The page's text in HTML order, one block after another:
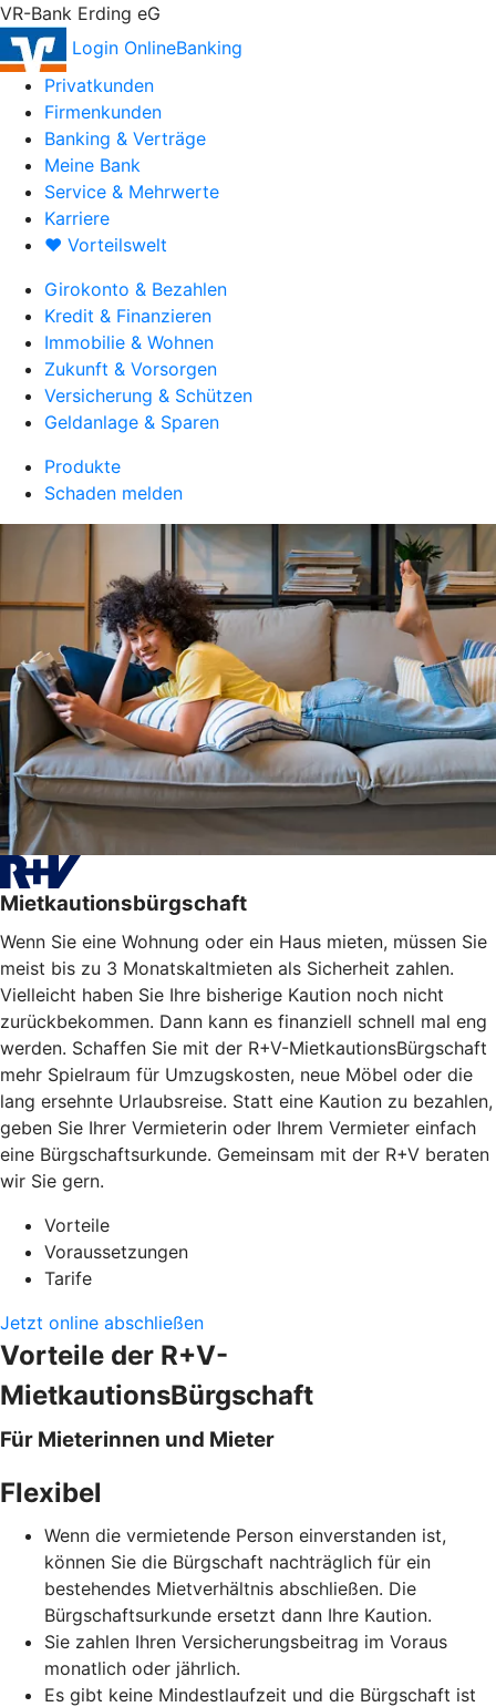
VR-Bank Erding eG
Login OnlineBanking
Privatkunden
Firmenkunden
Banking & Verträge
Meine Bank
Service & Mehrwerte
Karriere
♥ Vorteilswelt
Girokonto & Bezahlen
Kredit & Finanzieren
Immobilie & Wohnen
Zukunft & Vorsorgen
Versicherung & Schützen
Geldanlage & Sparen
Produkte
Schaden melden
Mietkautionsbürgschaft
Wenn Sie eine Wohnung oder ein Haus mieten, müssen Sie
meist bis zu 3 Monatskaltmieten als Sicherheit zahlen.
Vielleicht haben Sie Ihre bisherige Kaution noch nicht
zurückbekommen. Dann kann es finanziell schnell mal eng
werden. Schaffen Sie mit der R+V-MietkautionsBürgschaft
mehr Spielraum für Umzugskosten, neue Möbel oder die
lang ersehnte Urlaubsreise. Statt eine Kaution zu bezahlen,
geben Sie Ihrer Vermieterin oder Ihrem Vermieter einfach
eine Bürgschaftsurkunde. Gemeinsam mit der R+V beraten
wir Sie gern.
Vorteile
Voraussetzungen
Tarife
Jetzt online abschließen
Vorteile der R+V-
MietkautionsBürgschaft
Für Mieterinnen und Mieter
Flexibel
Wenn die vermietende Person einverstanden ist,
können Sie die Bürgschaft nachträglich für ein
bestehendes Mietverhältnis abschließen. Die
Bürgschaftsurkunde ersetzt dann Ihre Kaution.
Sie zahlen Ihren Versicherungsbeitrag im Voraus
monatlich oder jährlich.
Es gibt keine Mindestlaufzeit und die Bürgschaft ist